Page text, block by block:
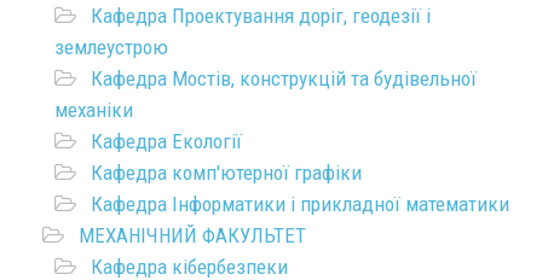
Кафедра Проектування доріг, геодезії і
землеустрою
Кафедра Мостів, конструкцій та будівельної
механіки
Кафедра Екології
Кафедра комп'ютерної графіки
Кафедра Інформатики і прикладної математики
МЕХАНІЧНИЙ ФАКУЛЬТЕТ
Кафедра кібербезпеки